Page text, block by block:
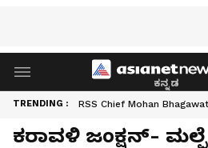
ಕನ್ನಡ
TRENDING : RSS Chief Mohan Bhagawat
ಕರಾವಳಿ ಜಂಕ್ಷನ್-